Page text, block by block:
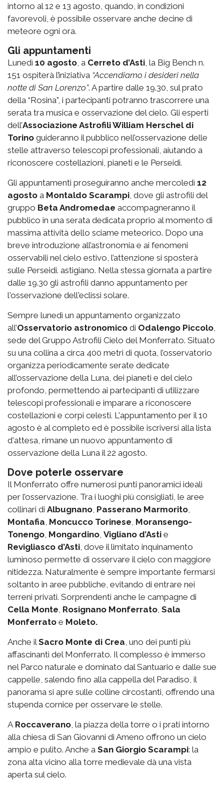
intorno al 12 e 13 agosto, quando, in condizioni
favorevoli, è possibile osservare anche decine di
meteore ogni ora.
Gli appuntamenti
Lunedì 10 agosto , a Cerreto d’Asti , la Big Bench n.
151 ospiterà l’iniziativa “Accendiamo i desideri nella
notte di San Lorenzo”. A partire dalle 19.30, sul prato
della “Rosina”, i partecipanti potranno trascorrere una
serata tra musica e osservazione del cielo. Gli esperti
dell’Associazione Astrofili William Herschel di
Torino guideranno il pubblico nell’osservazione delle
stelle attraverso telescopi professionali, aiutando a
riconoscere costellazioni, pianeti e le Perseidi.
Gli appuntamenti proseguiranno anche mercoledì 12
agosto a Montaldo Scarampi , dove gli astrofili del
gruppo Beta Andromedae accompagneranno il
pubblico in una serata dedicata proprio al momento di
massima attività dello sciame meteorico. Dopo una
breve introduzione all’astronomia e ai fenomeni
osservabili nel cielo estivo, l’attenzione si sposterà
sulle Perseidi. astigiano. Nella stessa giornata a partire
dalle 19.30 gli astrofili danno appuntamento per
l'osservazione dell'eclissi solare.
Sempre lunedì un appuntamento organizzato
all’Osservatorio astronomico di Odalengo Piccolo
sede del Gruppo Astrofili Cielo del Monferrato. Situato
su una collina a circa 400 metri di quota, l’osservatorio
organizza periodicamente serate dedicate
all’osservazione della Luna, dei pianeti e del cielo
profondo, permettendo ai partecipanti di utilizzare
telescopi professionali e imparare a riconoscere
costellazioni e corpi celesti. L'appuntamento per il 10
agosto è al completo ed è possibile iscriversi alla lista
d'attesa, rimane un nuovo appuntamento di
osservazione della Luna il 22 agosto.
Dove poterle osservare
Il Monferrato offre numerosi punti panoramici ideali
per l’osservazione. Tra i luoghi più consigliati, le aree
collinari di Albugnano Passerano Marmorito
Montafia Moncucco Torinese Moransengo-
Tonengo Mongardino Vigliano d’Asti e
Revigliasco d’Asti , dove il limitato inquinamento
luminoso permette di osservare il cielo con maggiore
nitidezza. Naturalmente è sempre importante fermarsi
soltanto in aree pubbliche, evitando di entrare nei
terreni privati. Sorprendenti anche le campagne di
Cella Monte Rosignano Monferrato Sala
Monferrato e Moleto.
Anche il Sacro Monte di Crea , uno dei punti più
affascinanti del Monferrato. Il complesso è immerso
nel Parco naturale e dominato dal Santuario e dalle sue
cappelle, salendo fino alla cappella del Paradiso, il
panorama si apre sulle colline circostanti, offrendo una
stupenda cornice per osservare le stelle.
A Roccaverano , la piazza della torre o i prati intorno
alla chiesa di San Giovanni di Ameno offrono un cielo
ampio e pulito. Anche a San Giorgio Scarampi: la
zona alta vicino alla torre medievale dà una vista
aperta sul cielo.